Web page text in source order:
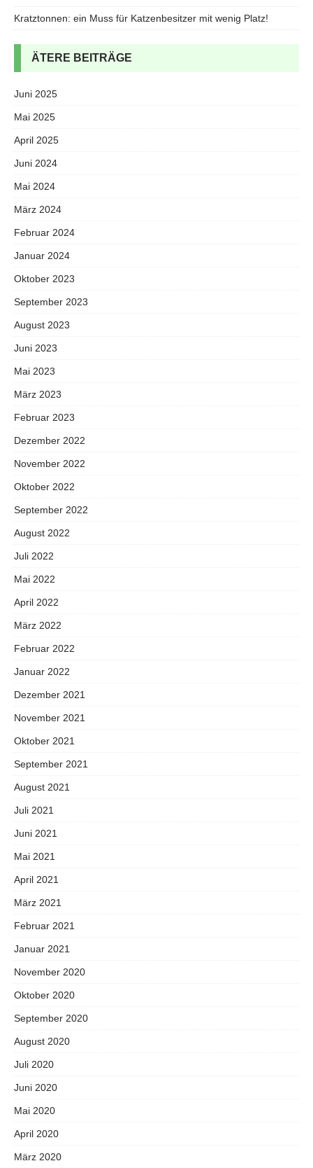
Kratztonnen: ein Muss für Katzenbesitzer mit wenig Platz!
ÄTERE BEITRÄGE
Juni 2025
Mai 2025
April 2025
Juni 2024
Mai 2024
März 2024
Februar 2024
Januar 2024
Oktober 2023
September 2023
August 2023
Juni 2023
Mai 2023
März 2023
Februar 2023
Dezember 2022
November 2022
Oktober 2022
September 2022
August 2022
Juli 2022
Mai 2022
April 2022
März 2022
Februar 2022
Januar 2022
Dezember 2021
November 2021
Oktober 2021
September 2021
August 2021
Juli 2021
Juni 2021
Mai 2021
April 2021
März 2021
Februar 2021
Januar 2021
November 2020
Oktober 2020
September 2020
August 2020
Juli 2020
Juni 2020
Mai 2020
April 2020
März 2020